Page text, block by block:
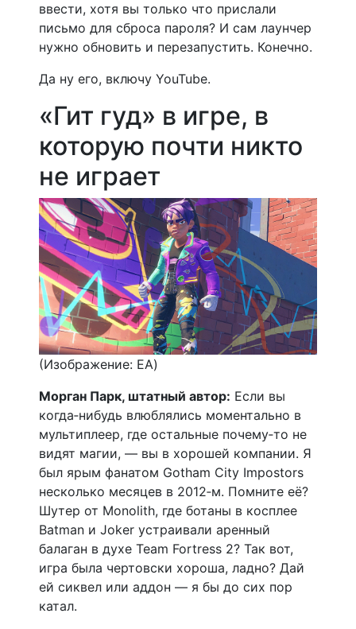
ввести, хотя вы только что прислали
письмо для сброса пароля? И сам лаунчер
нужно обновить и перезапустить. Конечно.
Да ну его, включу YouTube.
«Гит гуд» в игре, в
которую почти никто
не играет
(Изображение: EA)
Морган Парк, штатный автор: Если вы
когда‑нибудь влюблялись моментально в
мультиплеер, где остальные почему‑то не
видят магии, — вы в хорошей компании. Я
был ярым фанатом Gotham City Impostors
несколько месяцев в 2012‑м. Помните её?
Шутер от Monolith, где ботаны в косплее
Batman и Joker устраивали аренный
балаган в духе Team Fortress 2? Так вот,
игра была чертовски хороша, ладно? Дай
ей сиквел или аддон — я бы до сих пор
катал.